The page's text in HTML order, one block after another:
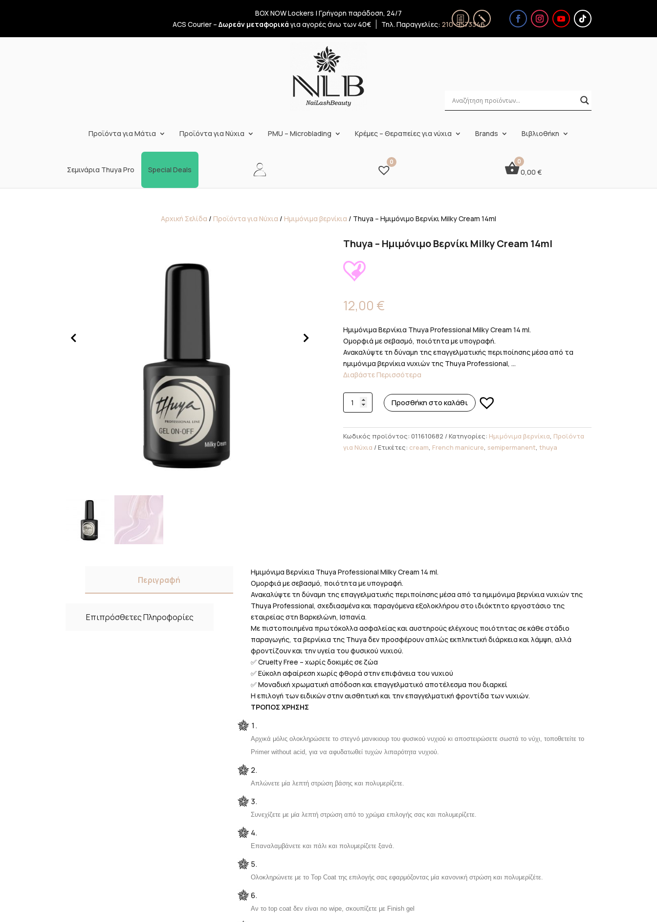
BOX NOW Lockers | Γρήγορη παράδοση, 24/7
ACS Courier – Δωρεάν μεταφορικά για αγορές άνω των 40€ Τηλ. Παραγγελίες: 210-9573346
Προϊόντα για Μάτια Προϊόντα για Νύχια PMU – Microblading Κρέμες – Θεραπείες για νύχια Brands Βιβλιοθήκη
Σεμινάρια Thuya Pro Special Deals
0
0,00 €
Αρχική Σελίδα / Προϊόντα για Νύχια / Ημιμόνιμα βερνίκια / Thuya – Ημιμόνιμο Βερνίκι Milky Cream 14ml
Thuya – Ημιμόνιμο Βερνίκι Milky Cream 14ml
12,00 €
Ημιμόνιμα Βερνίκια Thuya Professional Milky Cream 14 ml.
Ομορφιά με σεβασμό, ποιότητα με υπογραφή.
Ανακαλύψτε τη δύναμη της επαγγελματικής περιποίησης μέσα από τα
ημιμόνιμα βερνίκια νυχιών της Thuya Professional, ...
Διαβάστε Περισσότερα
Thuya
-
Βερνίκι
Cream
Προσθήκη στο καλάθι
Κωδικός προϊόντος: 011610682 Κατηγορίες: Ημιμόνιμα βερνίκια Προϊόντα
για Νύχια
Ετικέτες: cream French manicure semipermanent, thuya
Περιγραφή
Επιπρόσθετες Πληροφορίες
Ημιμόνιμα Βερνίκια Thuya Professional Milky Cream 14 ml.
Ομορφιά με σεβασμό, ποιότητα με υπογραφή.
Ανακαλύψτε τη δύναμη της επαγγελματικής περιποίησης μέσα από τα ημιμόνιμα βερνίκια νυχιών της
Thuya Professional, σχεδιασμένα και παραγόμενα εξολοκλήρου στο ιδιόκτητο εργοστάσιο της
εταιρείας στη Βαρκελώνη, Ισπανία.
Με πιστοποιημένα πρωτόκολλα ασφαλείας και αυστηρούς ελέγχους ποιότητας σε κάθε στάδιο
παραγωγής, τα βερνίκια της Thuya δεν προσφέρουν απλώς εκπληκτική διάρκεια και λάμψη, αλλά
φροντίζουν και την υγεία του φυσικού νυχιού.
✅ Cruelty Free – χωρίς δοκιμές σε ζώα
✅ Εύκολη αφαίρεση χωρίς φθορά στην επιφάνεια του νυχιού
✅ Μοναδική χρωματική απόδοση και επαγγελματικό αποτέλεσμα που διαρκεί
Η επιλογή των ειδικών στην αισθητική και την επαγγελματική φροντίδα των νυχιών.
ΤΡΟΠΟΣ ΧΡΗΣΗΣ
Αρχικά μόλις ολοκληρώσετε το στεγνό μανικιουρ του φυσικού νυχιού κι αποστειρώσετε σωστά το νύχι, τοποθετείτε το
Primerwithout acid, για να αφυδατωθεί τυχών λιπαρότητα νυχιού.
Απλώνετε μία λεπτή στρώση βάσης και πολυμερίζετε.
Συνεχίζετε με μία λεπτή στρώση από το χρώμα επιλογής σας και πολυμερίζετε.
Επαναλαμβάνετε και πάλι και πολυμερίζετε ξανά.
Ολοκληρώνετε με το Top Coat της επιλογής σας εφαρμόζοντας μία κανονική στρώση και πολυμερίζέτε.
Αν το top coat δεν είναι no wipe, σκουπίζετε με Finish gel